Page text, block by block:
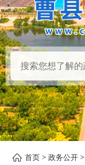
首页 > 政务公开 >